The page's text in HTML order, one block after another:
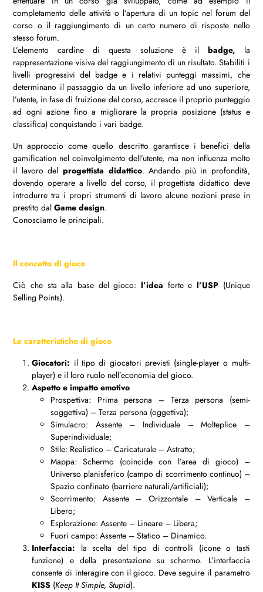
completamento delle attività o l’apertura di un topic nel forum del
corso o il raggiungimento di un certo numero di risposte nello
stesso forum.
L’elemento cardine di questa soluzione è il badge, la
rappresentazione visiva del raggiungimento di un risultato. Stabiliti i
livelli progressivi del badge e i relativi punteggi massimi, che
determinano il passaggio da un livello inferiore ad uno superiore,
l’utente, in fase di fruizione del corso, accresce il proprio punteggio
ad ogni azione fino a migliorare la propria posizione (status e
classifica) conquistando i vari badge.
Un approccio come quello descritto garantisce i benefici della
gamification nel coinvolgimento dell’utente, ma non influenza molto
il lavoro del progettista didattico. Andando più in profondità,
dovendo operare a livello del corso, il progettista didattico deve
introdurre tra i propri strumenti di lavoro alcune nozioni prese in
prestito dalGame design.
Conosciamo le principali.
Il concetto di gioco
Ciò che sta alla base del gioco: l’idea forte e l’USP(Unique
Selling Points).
Le caratteristiche di gioco
Giocatori: il tipo di giocatori previsti (single-player o multi-
player) e il loro ruolo nell’economia del gioco.
Aspetto e impatto emotivo
Prospettiva: Prima persona – Terza persona (semi-
soggettiva) – Terza persona (oggettiva);
Simulacro: Assente – Individuale – Molteplice –
Superindividuale;
Stile: Realistico – Caricaturale – Astratto;
Mappa: Schermo (coincide con l’area di gioco) –
Universo planisferico (campo di scorrimento continuo) –
Spazio confinato (barriere naturali/artificiali);
Scorrimento: Assente – Orizzontale – Verticale –
Libero;
Esplorazione: Assente – Lineare – Libera;
Fuori campo: Assente – Statico – Dinamico.
Interfaccia: la scelta del tipo di controlli (icone o tasti
funzione) e della presentazione su schermo. L’interfaccia
consente di interagire con il gioco. Deve seguire il parametro
KISS (Keep It Simple, Stupid).